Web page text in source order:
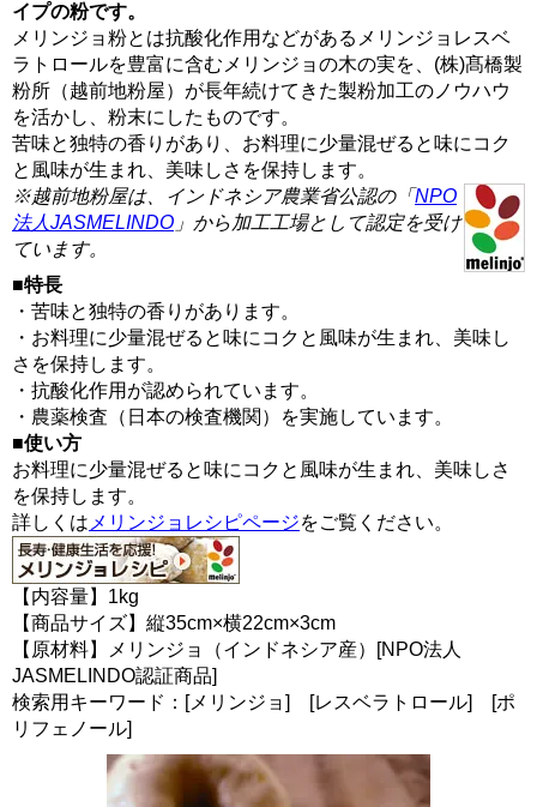
イプの粉です。
メリンジョ粉とは抗酸化作用などがあるメリンジョレスベ
ラトロールを豊富に含むメリンジョの木の実を、(株)髙橋製
粉所（越前地粉屋）が長年続けてきた製粉加工のノウハウ
を活かし、粉末にしたものです。
苦味と独特の香りがあり、お料理に少量混ぜると味にコク
と風味が生まれ、美味しさを保持します。
※越前地粉屋は、インドネシア農業省公認の「NPO
法人JASMELINDO 」から加工工場として認定を受け
ています。
■特長
・苦味と独特の香りがあります。
・お料理に少量混ぜると味にコクと風味が生まれ、美味し
さを保持します。
・抗酸化作用が認められています。
・農薬検査（日本の検査機関）を実施しています。
■使い方
お料理に少量混ぜると味にコクと風味が生まれ、美味しさ
を保持します。
詳しくは メリンジョレシピページをご覧ください。
【内容量】1kg
【商品サイズ】縦35cm×横22cm×3cm
【原材料】メリンジョ（インドネシア産）[NPO法人
JASMELINDO認証商品]
検索用キーワード：[メリンジョ] [レスベラトロール] [ポ
リフェノール]